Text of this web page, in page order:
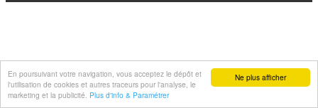
Ne plus afficher
En poursuivant votre navigation, vous acceptez le dépôt et
l'utilisation de cookies et autres traceurs pour l'analyse, le
marketing et la publicité. Plus d'info & Paramétrer